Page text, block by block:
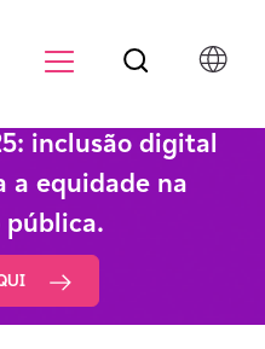
inclusão digital
a equidade na
pública.
Botão de